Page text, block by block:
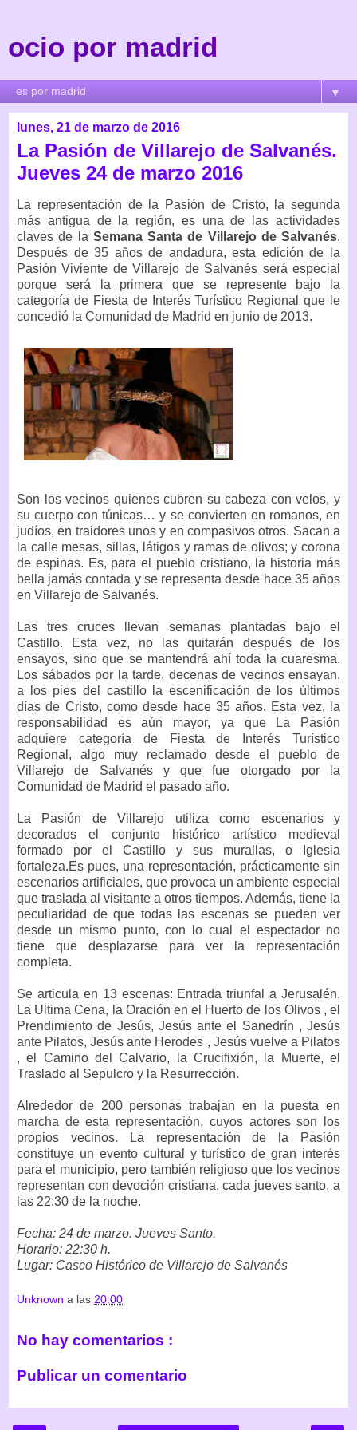
ocio por madrid
▼
lunes, 21 de marzo de 2016
La Pasión de Villarejo de Salvanés.
Jueves 24 de marzo 2016
La representación de la Pasión de Cristo, la segunda
más antigua de la región, es una de las actividades
claves de la Semana Santa de Villarejo de Salvanés.
Después de 35 años de andadura, esta edición de la
Pasión Viviente de Villarejo de Salvanés será especial
porque será la primera que se represente bajo la
categoría de Fiesta de Interés Turístico Regional que le
concedió la Comunidad de Madrid en junio de 2013.
Son los vecinos quienes cubren su cabeza con velos, y
su cuerpo con túnicas… y se convierten en romanos, en
judíos, en traidores unos y en compasivos otros. Sacan a
la calle mesas, sillas, látigos y ramas de olivos; y corona
de espinas. Es, para el pueblo cristiano, la historia más
bella jamás contada y se representa desde hace 35 años
en Villarejo de Salvanés.
Las tres cruces llevan semanas plantadas bajo el
Castillo. Esta vez, no las quitarán después de los
ensayos, sino que se mantendrá ahí toda la cuaresma.
Los sábados por la tarde, decenas de vecinos ensayan,
a los pies del castillo la escenificación de los últimos
días de Cristo, como desde hace 35 años. Esta vez, la
responsabilidad es aún mayor, ya que La Pasión
adquiere categoría de Fiesta de Interés Turístico
Regional, algo muy reclamado desde el pueblo de
Villarejo de Salvanés y que fue otorgado por la
Comunidad de Madrid el pasado año.
La Pasión de Villarejo utiliza como escenarios y
decorados el conjunto histórico artístico medieval
formado por el Castillo y sus murallas, o Iglesia
fortaleza.Es pues, una representación, prácticamente sin
escenarios artificiales, que provoca un ambiente especial
que traslada al visitante a otros tiempos. Además, tiene la
peculiaridad de que todas las escenas se pueden ver
desde un mismo punto, con lo cual el espectador no
tiene que desplazarse para ver la representación
completa.
Se articula en 13 escenas: Entrada triunfal a Jerusalén,
La Ultima Cena, la Oración en el Huerto de los Olivos , el
Prendimiento de Jesús, Jesús ante el Sanedrín , Jesús
ante Pilatos, Jesús ante Herodes , Jesús vuelve a Pilatos
, el Camino del Calvario, la Crucifixión, la Muerte, el
Traslado al Sepulcro y la Resurrección.
Alrededor de 200 personas trabajan en la puesta en
marcha de esta representación, cuyos actores son los
propios vecinos. La representación de la Pasión
constituye un evento cultural y turístico de gran interés
para el municipio, pero también religioso que los vecinos
representan con devoción cristiana, cada jueves santo, a
las 22:30 de la noche.
Fecha: 24 de marzo. Jueves Santo.
Horario: 22:30 h.
Lugar: Casco Histórico de Villarejo de Salvanés
Unknown a las 20:00
No hay comentarios :
Publicar un comentario